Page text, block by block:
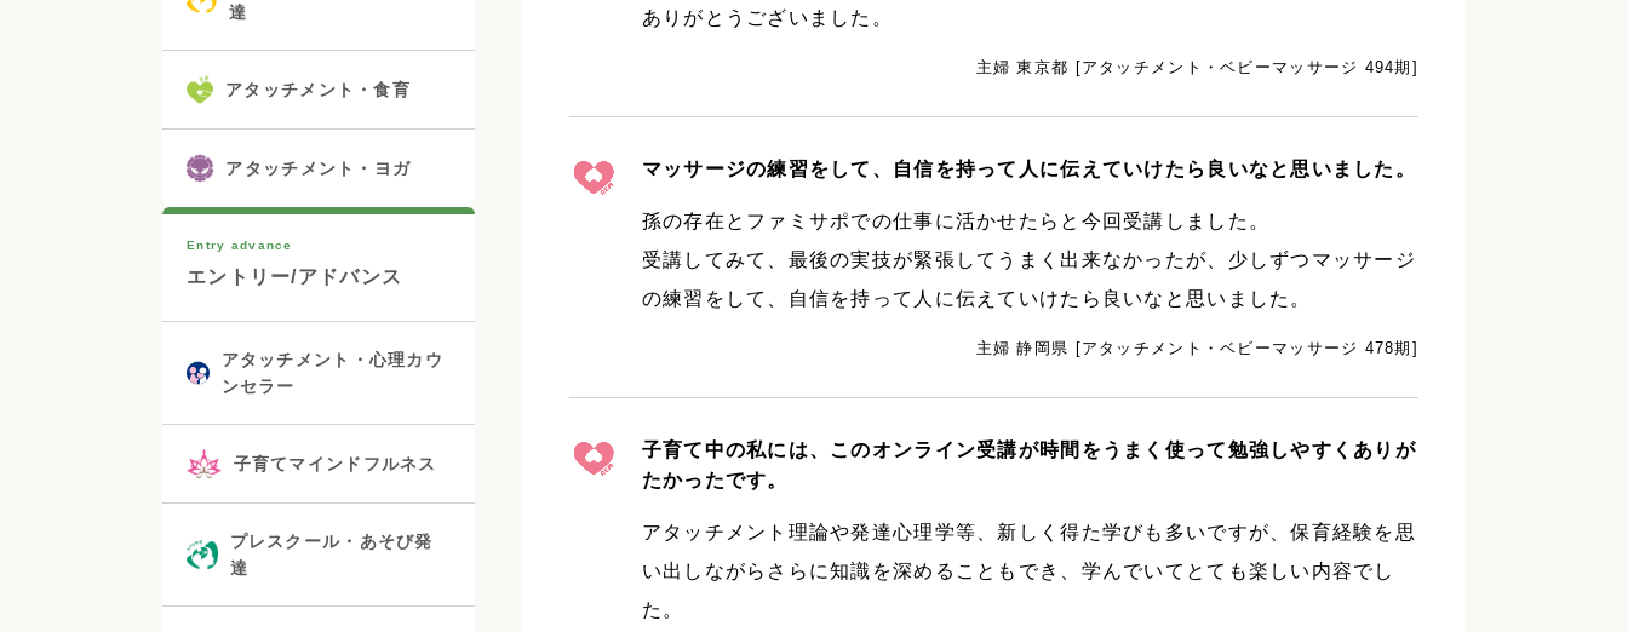
ありがとうございました。
主婦 東京都 [アタッチメント・ベビーマッサージ 494期]
マッサージの練習をして、自信を持って人に伝えていけたら良いなと思いました。
孫の存在とファミサポでの仕事に活かせたらと今回受講しました。
受講してみて、最後の実技が緊張してうまく出来なかったが、少しずつマッサージ
の練習をして、自信を持って人に伝えていけたら良いなと思いました。
主婦 静岡県 [アタッチメント・ベビーマッサージ 478期]
子育て中の私には、このオンライン受講が時間をうまく使って勉強しやすくありが
たかったです。
アタッチメント理論や発達心理学等、新しく得た学びも多いですが、保育経験を思
い出しながらさらに知識を深めることもでき、学んでいてとても楽しい内容でし
た。
達
アタッチメント・食育
アタッチメント・ヨガ
Entry advance
エントリー/アドバンス
アタッチメント・心理カウ
ンセラー
子育てマインドフルネス
プレスクール・あそび発
達